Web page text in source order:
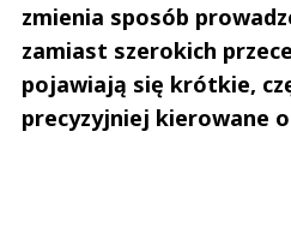
zmienia sposób
zamiast szerokich
pojawiają się krótkie,
precyzyjniej kierowane